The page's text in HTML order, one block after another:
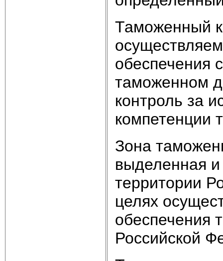
Таможенный
обеспечения
таможенном
контроль за
компетенции
Зона
выделенная
территории
целях
обеспечения
Российской